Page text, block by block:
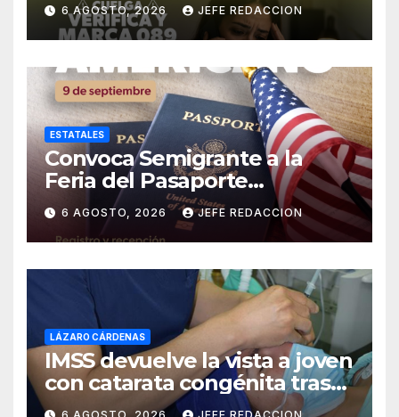
Michoacán
6 AGOSTO, 2026 JEFE REDACCION
ESTATALES
Convoca Semigrante a la
Feria del Pasaporte
Estadounidense 2026
6 AGOSTO, 2026 JEFE REDACCION
LÁZARO CÁRDENAS
IMSS devuelve la vista a joven
con catarata congénita tras
23 años de limitación visual